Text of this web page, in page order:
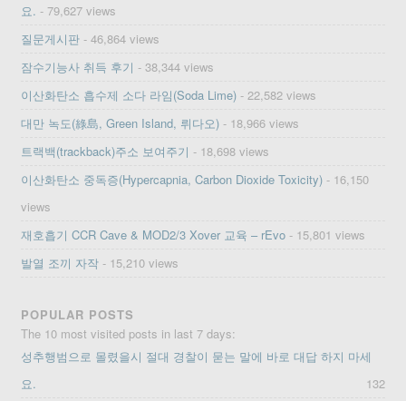
요. - 79,627 views
질문게시판 - 46,864 views
잠수기능사 취득 후기 - 38,344 views
이산화탄소 흡수제 소다 라임(Soda Lime) - 22,582 views
대만 녹도(綠島, Green Island, 뤼다오) - 18,966 views
트랙백(trackback)주소 보여주기 - 18,698 views
이산화탄소 중독증(Hypercapnia, Carbon Dioxide Toxicity) - 16,150
views
재호흡기 CCR Cave & MOD2/3 Xover 교육 – rEvo - 15,801 views
발열 조끼 자작 - 15,210 views
POPULAR POSTS
The 10 most visited posts in last 7 days:
성추행범으로 몰렸을시 절대 경찰이 묻는 말에 바로 대답 하지 마세
요.
132